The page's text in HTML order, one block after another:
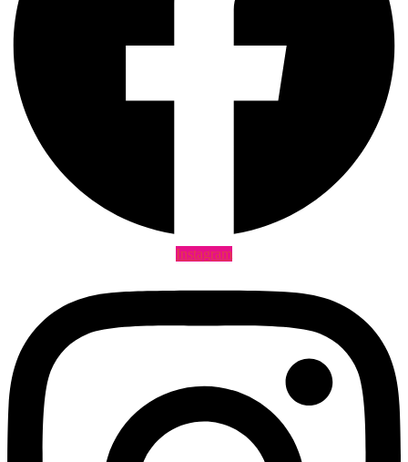
Instagram